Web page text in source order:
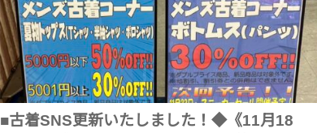
■古着SNS更新いたしました！◆《11月18